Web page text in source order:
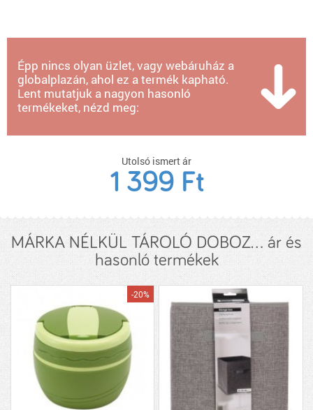
Épp nincs olyan üzlet, vagy webáruház a
globalplazán, ahol ez a termék kapható.
Lent mutatjuk a nagyon hasonló
termékeket, nézd meg:
Utolsó ismert ár
1 399 Ft
MÁRKA NÉLKÜL TÁROLÓ DOBOZ... ár és
hasonló termékek
-20%